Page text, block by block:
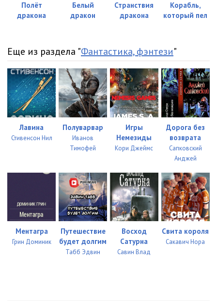
Полёт
дракона
Белый
дракон
Странствия
дракона
Корабль,
который пел
Еще из раздела "Фантастика, фэнтези"
Лавина
Стивенсон Нил
Полуварвар
Иванов
Тимофей
Игры
Немезиды
Кори Джеймс
Дорога без
возврата
Сапковский
Анджей
Ментагра
Грин Доминик
Путешествие
будет долгим
Табб Эдвин
Восход
Сатурна
Савин Влад
Свита короля
Сакавич Нора